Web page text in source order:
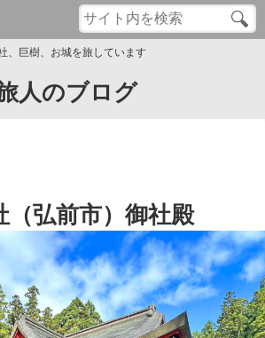
Close
、巨樹、お城を旅しています
人のブログ
（弘前市）御社殿